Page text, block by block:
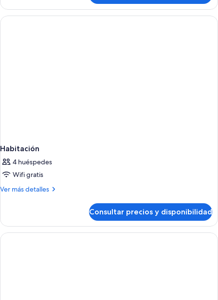
Habitación
4 huéspedes
Wifi gratis
Ver más detalles
Más
Consultar precios y disponibilidad